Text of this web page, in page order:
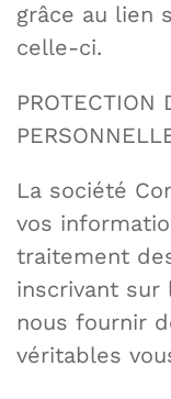
grâce au lien
celle-ci.
PROTECTION
La société
vos
traitement
inscrivant sur
nous fournir
véritables